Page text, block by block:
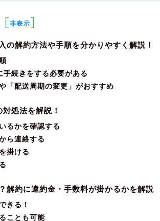
[非表示]
の解約方法や手順を分かりやすく解説！
続きをする必要がある
「配送周期の変更」がおすすめ
処法を解説！
るかを確認する
ら連絡する
掛ける
解約に違約金・手数料が掛かるかを解説
きる！
ことも可能